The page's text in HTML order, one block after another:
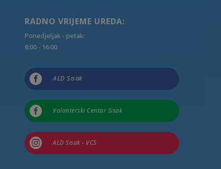
RADNO VRIJEME UREDA:
Ponedjeljak - petak:
8:00 - 16:00
 ALD Sisak
 Volonterski Centar Sisak
 ALD Sisak - VCS